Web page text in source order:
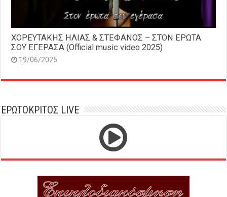
ΧΟΡΕΥΤΑΚΗΣ ΗΛΙΑΣ & ΣΤΕΦΑΝΟΣ – ΣΤΟΝ ΕΡΩΤΑ
ΣΟΥ ΕΓΕΡΑΣΑ (Official music video 2025)
19/06/2025
ΕΡΩΤΟΚΡΙΤΟΣ LIVE